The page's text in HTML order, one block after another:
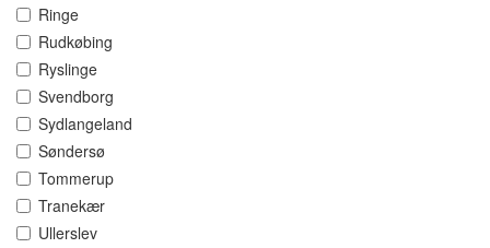
Ringe
Rudkøbing
Ryslinge
Svendborg
Sydlangeland
Søndersø
Tommerup
Tranekær
Ullerslev